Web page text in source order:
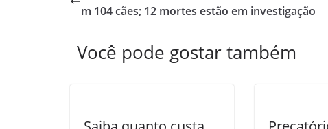
m 104 cães; 12 mortes estão em investigação
Você pode gostar também